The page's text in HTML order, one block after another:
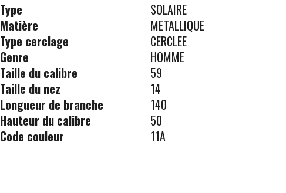
Type
SOLAIRE
Matière
METALLIQUE
Type cerclage
CERCLEE
Genre
HOMME
Taille du calibre
59
Taille du nez
14
Longueur de branche
140
Hauteur du calibre
50
Code couleur
11A